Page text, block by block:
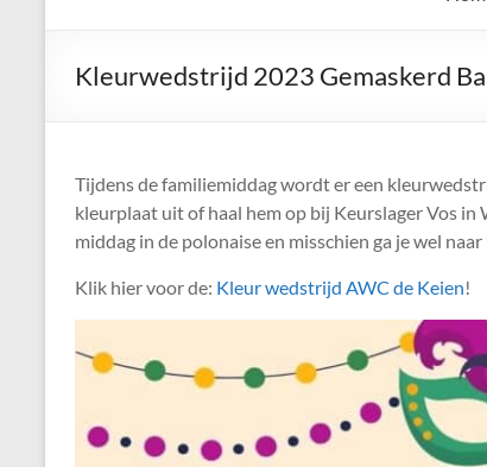
Keien
Carnavalsvereniging
De
Keien
Kleurwedstrijd 2023 Gemaskerd
Tijdens de familiemiddag wordt er een
kleurplaat uit of haal hem op bij Keurslager Vos
middag in de polonaise en misschien ga je wel
Klik hier voor de: Kleur wedstrijd AWC de Keien!